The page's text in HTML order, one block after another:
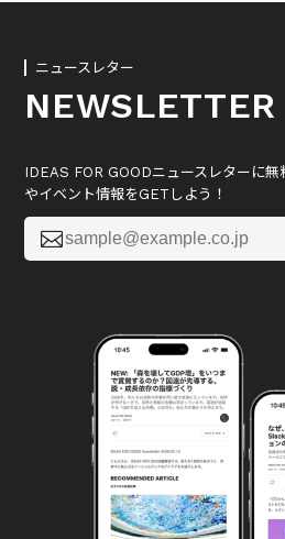
ニュースレター
NEWSLETTER
IDEAS FOR GOODニュースレターに無
やイベント情報をGETしよう！
